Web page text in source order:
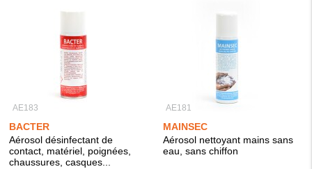
AE183
BACTER
Aérosol désinfectant de
contact, matériel, poignées,
chaussures, casques...
AE181
MAINSEC
Aérosol nettoyant mains sans
eau, sans chiffon